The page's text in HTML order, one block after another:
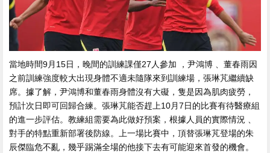
當地時間9月15日，晚間的訓練課僅27人參加 ，尹鴻博 、董春雨因
之前訓練強度較大出現身體不適未隨隊來到訓練場 ，張琳芃繼續缺
席。據了解，尹鴻博和董春雨身體沒有大礙，隻是因為肌肉疲勞，
預計次日即可回歸合練 。張琳芃能否趕上10月7日的比賽有待醫療組
的進一步評估 。教練組需要為此做好預案，根據人員的實際情況 、
對手的特點重新部署後防線。上一場比賽中 ，頂替張琳芃登場的朱
辰傑臨危不亂 ，幾乎踢滿全場的他接下去有可能迎來首發的機會 。